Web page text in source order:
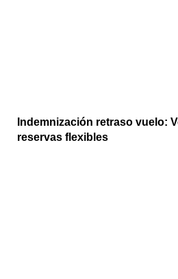
Indemnización retraso vuelo:
reservas flexibles